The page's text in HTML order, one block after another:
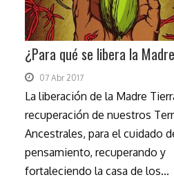
¿Para qué se libera la
07 Abr 2017
La liberación de la Madre
recuperación de nuestros
Ancestrales, para el cuidado
pensamiento, recuperando y
fortaleciendo la casa de los...